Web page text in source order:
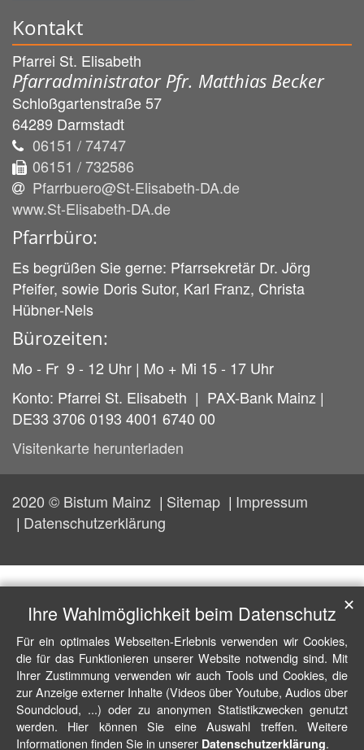
Kontakt
Pfarrei St. Elisabeth
Pfarradministrator Pfr. Matthias Becker
Schloßgartenstraße 57
64289 Darmstadt
06151 / 74747
06151 / 732586
Pfarrbuero@St-Elisabeth-DA.de
www.St-Elisabeth-DA.de
Pfarrbüro:
Es begrüßen Sie gerne: Pfarrsekretär Dr. Jörg
Pfeifer, sowie Doris Sutor, Karl Franz, Christa
Hübner-Nels
Bürozeiten:
Mo - Fr 9 - 12 Uhr | Mo + Mi 15 - 17 Uhr
Konto: Pfarrei St. Elisabeth | PAX-Bank Mainz |
DE33 3706 0193 4001 6740 00
Visitenkarte herunterladen
2020 © Bistum Mainz Sitemap
Impressum
Datenschutzerklärung
Ihre Wahlmöglichkeit beim Datenschutz
Für ein optimales Webseiten-Erlebnis verwenden wir Cookies,
die für das Funktionieren unserer Website notwendig sind. Mit
Ihrer Zustimmung verwenden wir auch Tools und Cookies, die
zur Anzeige externer Inhalte (Videos über Youtube, Audios über
Soundcloud, ...) oder zu anonymen Statistikzwecken genutzt
werden. Hier können Sie eine Auswahl treffen. Weitere
Informationen finden Sie in unserer Datenschutzerklärung.
✕